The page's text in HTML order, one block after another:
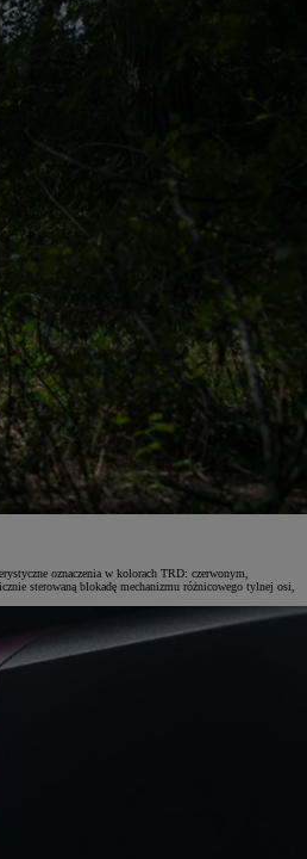
oznaczenia w kolorach TRD: czerwonym,
sterowaną blokadę mechanizmu różnicowego tylnej osi,